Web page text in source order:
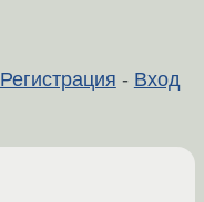
Регистрация - Вход